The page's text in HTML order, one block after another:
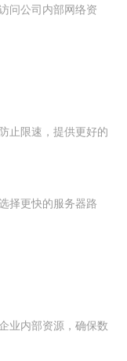
问公司内部网络资
止限速，提供更好的
择更快的服务器路
业内部资源，确保数